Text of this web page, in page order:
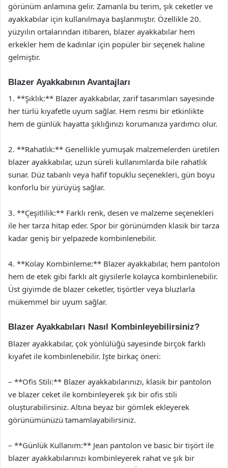
görünüm anlamına gelir. Zamanla bu terim, şık ceketler ve
ayakkabılar için kullanılmaya başlanmıştır. Özellikle 20.
yüzyılın ortalarından itibaren, blazer ayakkabılar hem
erkekler hem de kadınlar için popüler bir seçenek haline
gelmiştir.
Blazer Ayakkabının Avantajları
1. **Şıklık:** Blazer ayakkabılar, zarif tasarımları sayesinde
her türlü kıyafetle uyum sağlar. Hem resmi bir etkinlikte
hem de günlük hayatta şıklığınızı korumanıza yardımcı olur.
2. **Rahatlık:** Genellikle yumuşak malzemelerden üretilen
blazer ayakkabılar, uzun süreli kullanımlarda bile rahatlık
sunar. Düz tabanlı veya hafif topuklu seçenekleri, gün boyu
konforlu bir yürüyüş sağlar.
3. **Çeşitlilik:** Farklı renk, desen ve malzeme seçenekleri
ile her tarza hitap eder. Spor bir görünümden klasik bir tarza
kadar geniş bir yelpazede kombinlenebilir.
4. **Kolay Kombinleme:** Blazer ayakkabılar, hem pantolon
hem de etek gibi farklı alt giysilerle kolayca kombinlenebilir.
Üst giyimde de blazer ceketler, tişörtler veya bluzlarla
mükemmel bir uyum sağlar.
Blazer Ayakkabıları Nasıl Kombinleyebilirsiniz?
Blazer ayakkabılar, çok yönlülüğü sayesinde birçok farklı
kıyafet ile kombinlenebilir. İşte birkaç öneri:
– **Ofis Stili:** Blazer ayakkabılarınızı, klasik bir pantolon
ve blazer ceket ile kombinleyerek şık bir ofis stili
oluşturabilirsiniz. Altına beyaz bir gömlek ekleyerek
görünümünüzü tamamlayabilirsiniz.
– **Günlük Kullanım:** Jean pantolon ve basic bir tişört ile
blazer ayakkabılarınızı kombinleyerek rahat ve şık bir